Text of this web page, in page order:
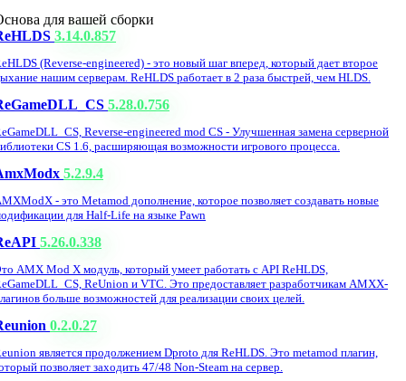
для вашей сборки
3.14.0.857
(Reverse-engineered) - это новый шаг вперед, который дает второе
нашим серверам. ReHLDS работает в 2 раза быстрей, чем HLDS.
5.28.0.756
Reverse-engineered mod CS - Улучшенная замена серверной
CS 1.6, расширяющая возможности игрового процесса.
5.2.9.4
- это Metamod дополнение, которое позволяет создавать новые
для Half-Life на языке Pawn
5.26.0.338
AMX Mod X модуль, который умеет работать с API ReHLDS,
ReUnion и VTC. Это предоставляет разработчикам AMXX-
больше возможностей для реализации своих целей.
0.2.0.27
является продолжением Dproto для ReHLDS. Это metamod плагин,
позволяет заходить 47/48 Non-Steam на сервер.